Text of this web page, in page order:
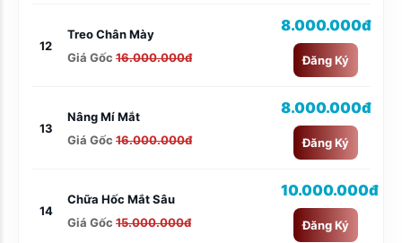
12
Treo Chân Mày
Giá Gốc 16.000.000đ
8.000.000đ
Đăng Ký
13
Nâng Mí Mắt
Giá Gốc 16.000.000đ
8.000.000đ
Đăng Ký
14
Chữa Hốc Mắt Sâu
Giá Gốc 15.000.000đ
10.000.000đ
Đăng Ký